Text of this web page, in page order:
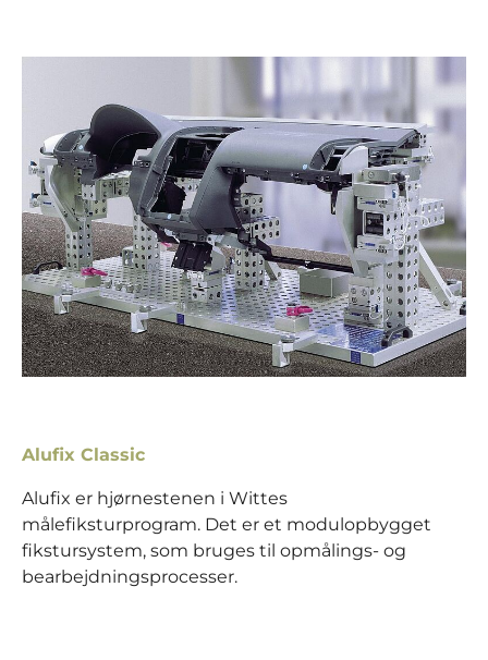
Alufix Classic
Alufix er hjørnestenen i Wittes
målefiksturprogram. Det er et modulopbygget
fikstursystem, som bruges til opmålings- og
bearbejdningsprocesser.